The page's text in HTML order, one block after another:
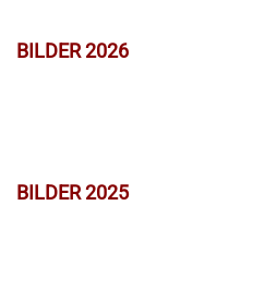
BILDER 2026
BILDER 2025